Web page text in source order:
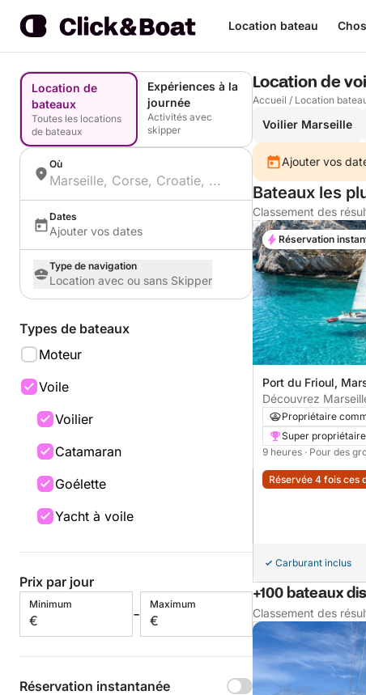
Location bateau
Location de
bateaux
Toutes les locations
de bateaux
Expériences à la
journée
Activités avec
skipper
Où
Dates
Ajouter vos dates
Type de navigation
Location avec ou sans Skipper
Types de bateaux
Moteur
Voile
Voilier
Catamaran
Goélette
Yacht à voile
Prix par jour
Minimum
€ -
Maximum
€
Réservation instantanée
Location de
Accueil / Location
Voilier Marseille
Ajouter vos
Bateaux les
Classement des
Port du Frioul,
Découvrez
voilier d'une
Propriétaire
Super propriétaire
9 heures · Pour des
Réservée 4 fois ces
Carburant inclus
Réservation
+100 bateaux
Classement des